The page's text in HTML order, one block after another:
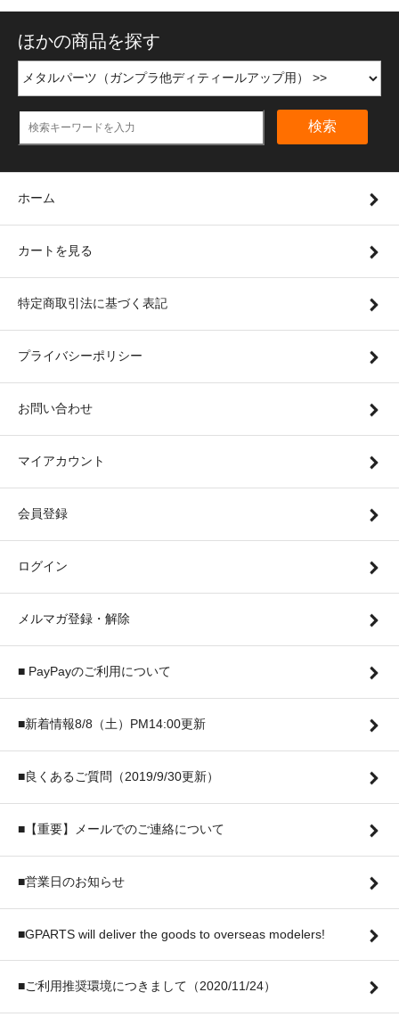
ほかの商品を探す
検索
ホーム
カートを見る
特定商取引法に基づく表記
プライバシーポリシー
お問い合わせ
マイアカウント
会員登録
ログイン
メルマガ登録・解除
■ PayPayのご利用について
■新着情報8/8（土）PM14:00更新
■良くあるご質問（2019/9/30更新）
■【重要】メールでのご連絡について
■営業日のお知らせ
■GPARTS will deliver the goods to overseas modelers!
■ご利用推奨環境につきまして（2020/11/24）